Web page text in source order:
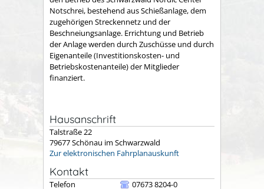
Notschrei, bestehend aus Schießanlage, dem
zugehörigen Streckennetz und der
Beschneiungsanlage. Errichtung und Betrieb
der Anlage werden durch Zuschüsse und durch
Eigenanteile (Investitionskosten- und
Betriebskostenanteile) der Mitglieder
finanziert.
Hausanschrift
Talstraße 22
79677Schönau im Schwarzwald
Zur elektronischen Fahrplanauskunft
Kontakt
Telefon
07673 8204-0